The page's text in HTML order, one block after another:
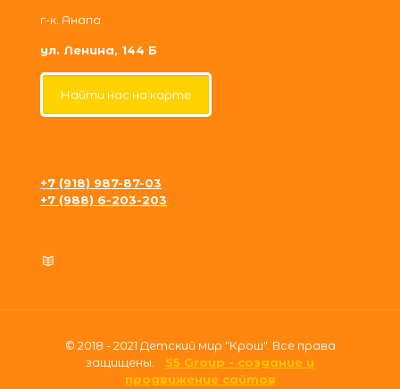
г-к. Анапа
ул. Ленина, 144 Б
Найти нас на карте
+7 (918) 987-87-03
+7 (988) 6-203-203
© 2018 - 2021 Детский мир "Крош". Все права
защищены. S5 Group - создание и
продвижение сайтов